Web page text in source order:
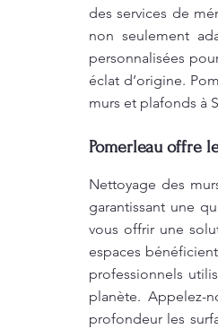
des services de
non seulement
personnalisées
éclat d’origine.
murs et plafonds à
Pomerleau offre
Nettoyage des
garantissant une
vous offrir une
espaces
professionnels
planète. Appelez-
profondeur les